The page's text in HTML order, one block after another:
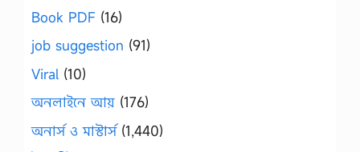
Book PDF (16)
job suggestion (91)
Viral (10)
অনলাইনে আয় (176)
অনার্স ও মাস্টার্স(1,440)